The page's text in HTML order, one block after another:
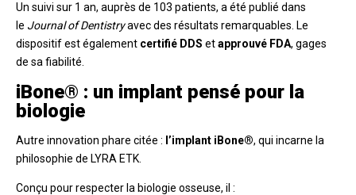
Un suivi sur 1 an, auprès de 103 patients, a été publié dans
le Journal of Dentistryavec des résultats remarquables. Le
dispositif est également certifié DDS etapprouvé FDA, gages
de sa fiabilité.
iBone® : un implant pensé pour la
biologie
Autre innovation phare citée : l’implant iBone®, qui incarne la
philosophie de LYRA ETK.
Conçu pour respecter la biologie osseuse, il :